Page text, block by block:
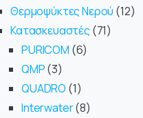
Θερμοψύκτες Νερού 12
Κατασκευαστές 71
PURICOM 6
QMP 3
QUADRO 1
Interwater 8